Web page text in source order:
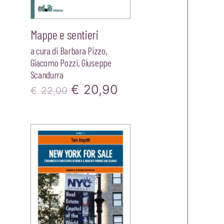
Mappe e sentieri
a cura di Barbara Pizzo,
Giacomo Pozzi,Giuseppe
Scandurra
€ 22,00 Il
originale
era:
€22,00.
€ 20,90
attuale
è:
€20,90.